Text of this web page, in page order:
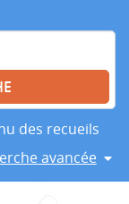
des recueils
avancée